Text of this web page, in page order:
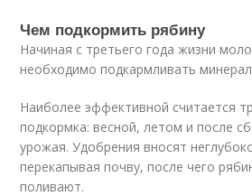
Чем подкормить рябину
Начиная с третьего года жизни
необходимо подкармливать
Наиболее эффективной считается
подкормка: весной, летом и после
урожая. Удобрения вносят
перекапывая почву, после чего
поливают.